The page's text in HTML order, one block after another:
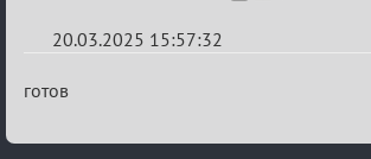
20.03.2025 15:57:32
Re:
готов